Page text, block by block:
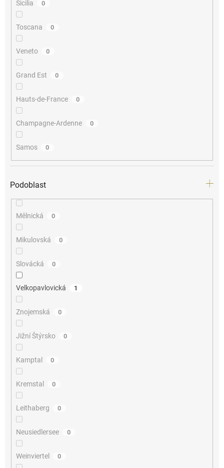
Sicilia 0
Toscana 0
Veneto 0
Grand Est 0
Hauts-de-France 0
Champagne-Ardenne 0
Samos 0
Podoblast
Mělnická 0
Mikulovská 0
Slovácká 0
Velkopavlovická 1
Znojemská 0
Jižní Štýrsko 0
Kamptal 0
Kremstal 0
Leithaberg 0
Neusiedlersee 0
Weinviertel 0